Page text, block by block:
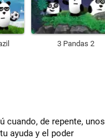
3 Pandas 2
cuando, de repente, unos
ayuda y el poder